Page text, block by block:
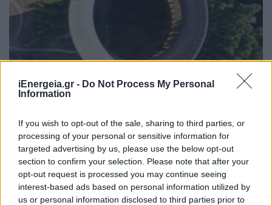
iEnergeia.gr - Do Not Process My Personal
Information
If you wish to opt-out of the sale, sharing to third parties, or
processing of your personal or sensitive information for
targeted advertising by us, please use the below opt-out
section to confirm your selection. Please note that after your
opt-out request is processed you may continue seeing
interest-based ads based on personal information utilized by
us or personal information disclosed to third parties prior to
κανονίσει μια νέα πυρηνική
συμφωνία μεταξύ των ΗΠΑ και του
Ιράν
ΚΟΣΜΟΣ
13/03/2026 - 15:05